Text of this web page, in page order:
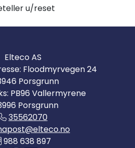
u/reset
Elteco AS
Floodmyrvegen 24
Porsgrunn
PB96 Vallermyrene
Porsgrunn
35562070
988 638 897